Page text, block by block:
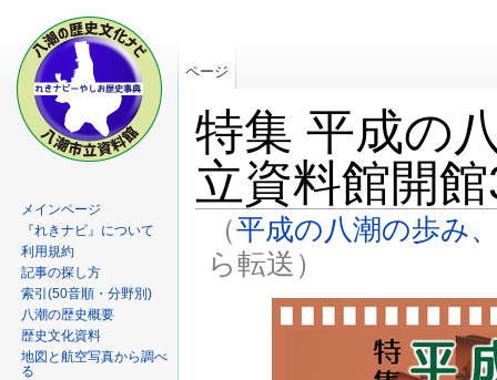
特集 平成の
立資料館開
（平成の八潮の歩み
ら転送）
ページ
メインページ
『れきナビ』について
利用規約
記事の探し方
索引(50音順・分野別)
八潮の歴史概要
歴史文化資料
地図と航空写真から調べ
る